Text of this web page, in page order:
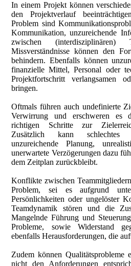
In einem Projekt können
den Projektverlauf
Problem sind
Kommunikation, unzureichende
zwischen (interdisziplinären)
Missverständnisse können den
behindern. Ebenfalls können
finanzielle Mittel, Personal oder
Projektfortschritt verlangsamen
bringen.
Oftmals führen auch undefinierte
Verwirrung und erschweren es
richtigen Schritte zur
Zusätzlich kann schlechtes
unzureichende Planung,
unerwartete Verzögerungen dazu
dem Zeitplan zurückbleibt.
Konflikte zwischen
Problem, sei es aufgrund
Persönlichkeiten oder ungelöster
Teamdynamik stören und die
Mangelnde Führung und
Probleme, sowie Widerstand
ebenfalls Herausforderungen, die
Zudem können Qualitätsprobleme
nicht den Anforderungen